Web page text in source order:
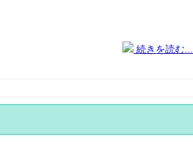
続きを読む...